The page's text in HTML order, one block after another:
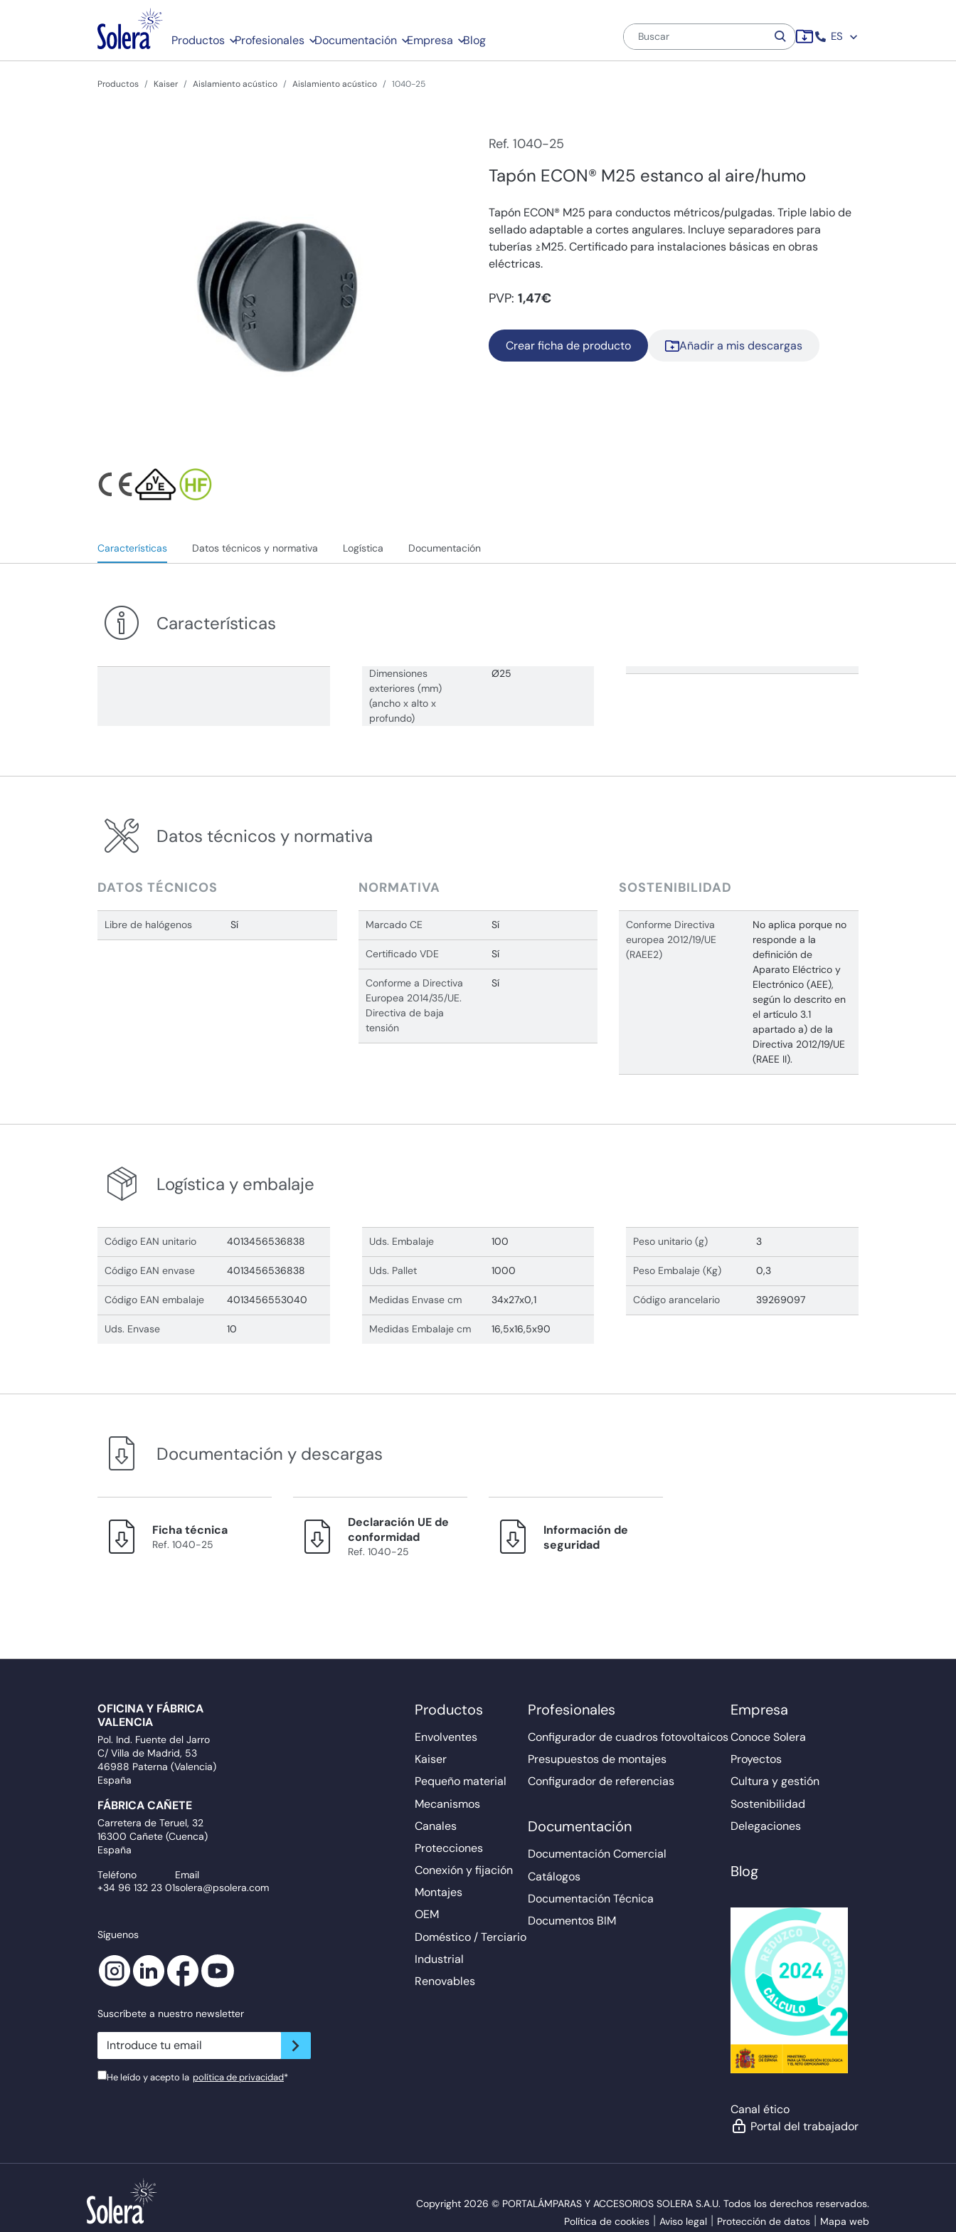
Productos Profesionales Documentación Empresa Blog ES
Productos Kaiser Aislamiento acústico Aislamiento acústico 1040-25
Ref. 1040-25
Tapón ECON® M25 estanco al aire/humo
Tapón ECON® M25 para conductos métricos/pulgadas. Triple labio de
sellado adaptable a cortes angulares. Incluye separadores para
tuberías ≥M25. Certificado para instalaciones básicas en obras
eléctricas.
PVP: 1,47€
Crear ficha de producto Añadir a mis descargas
Características Datos técnicos y normativa Logística Documentación
Características
Dimensiones
exteriores (mm)
(ancho x alto x
profundo)
Ø25
Datos técnicos y normativa
DATOS TÉCNICOS
Libre de halógenos Sí
NORMATIVA
Marcado CE Sí
Certificado VDE Sí
Conforme a Directiva
Europea 2014/35/UE.
Directiva de baja
tensión
Sí
SOSTENIBILIDAD
Conforme Directiva
europea 2012/19/UE
(RAEE2)
No aplica porque no
responde a la
definición de
Aparato Eléctrico y
Electrónico (AEE),
según lo descrito en
el artículo 3.1
apartado a) de la
Directiva 2012/19/UE
(RAEE II).
Logística y embalaje
Código EAN unitario 4013456536838
Código EAN envase 4013456536838
Código EAN embalaje 4013456553040
Uds. Envase 10
Uds. Embalaje 100
Uds. Pallet 1000
Medidas Envase cm 34x27x0,1
Medidas Embalaje cm 16,5x16,5x90
Peso unitario (g) 3
Peso Embalaje (Kg) 0,3
Código arancelario 39269097
Documentación y descargas
Ficha técnica
Ref. 1040-25
Declaración UE de
conformidad
Ref. 1040-25
Información de
seguridad
OFICINA Y FÁBRICA
VALENCIA
Pol. Ind. Fuente del Jarro
C/ Villa de Madrid, 53
46988 Paterna (Valencia)
España
FÁBRICA CAÑETE
Carretera de Teruel, 32
16300 Cañete (Cuenca)
España
Teléfono
+34 96 132 23 01
Email
solera@psolera.com
Síguenos
Suscríbete a nuestro newsletter
newsletter.suscribe
He leído y acepto la política de privacidad*
Productos
Envolventes
Kaiser
Pequeño material
Mecanismos
Canales
Protecciones
Conexión y fijación
Montajes
OEM
Doméstico / Terciario
Industrial
Renovables
Profesionales
Configurador de cuadros fotovoltaicos
Presupuestos de montajes
Configurador de referencias
Documentación
Documentación Comercial
Catálogos
Documentación Técnica
Documentos BIM
Empresa
Conoce Solera
Proyectos
Cultura y gestión
Sostenibilidad
Delegaciones
Blog
Canal ético
Portal del trabajador
Copyright 2026 © PORTALÁMPARAS Y ACCESORIOS SOLERA S.A.U. Todos los derechos reservados.
Política de cookies
Aviso legal Protección de datos Mapa web